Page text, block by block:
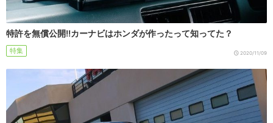
特許を無償公開!!カーナビはホンダが作ったって知ってた？
特集 2020/11/09